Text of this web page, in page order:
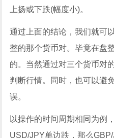
上扬或下跌(幅度小)。
通过上面的结论，我们就可
整的那个货币对。毕竟在盘
的。当然通过对三个货币对
判断行情。同时，也可以避
误。
以操作的时间周期相同为例
USD/JPY单边跌，那么